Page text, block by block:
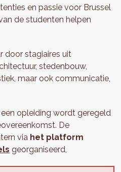
en passie voor Brussel
de studenten helpen
door stagiaires uit
stedenbouw,
maar ook communicatie,
opleiding wordt geregeld
De
via het platform
georganiseerd,